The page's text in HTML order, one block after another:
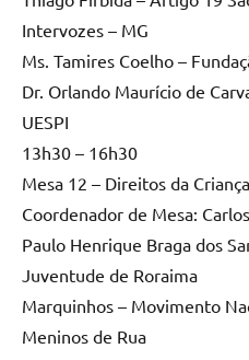
Intervozes – MG
Ms. Tamires Coelho –
Dr. Orlando Maurício de
UESPI
13h30 – 16h30
Mesa 12 – Direitos da
Coordenador de Mesa:
Paulo Henrique Braga dos
Juventude de Roraima
Marquinhos – Movimento
Meninos de Rua